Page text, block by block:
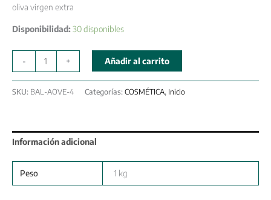
oliva virgen extra
Disponibilidad:30 disponibles
- + Añadir al carrito
SKU: BAL-AOVE-4 Categorías:COSMÉTICA, Inicio
Información adicional
Peso 1 kg